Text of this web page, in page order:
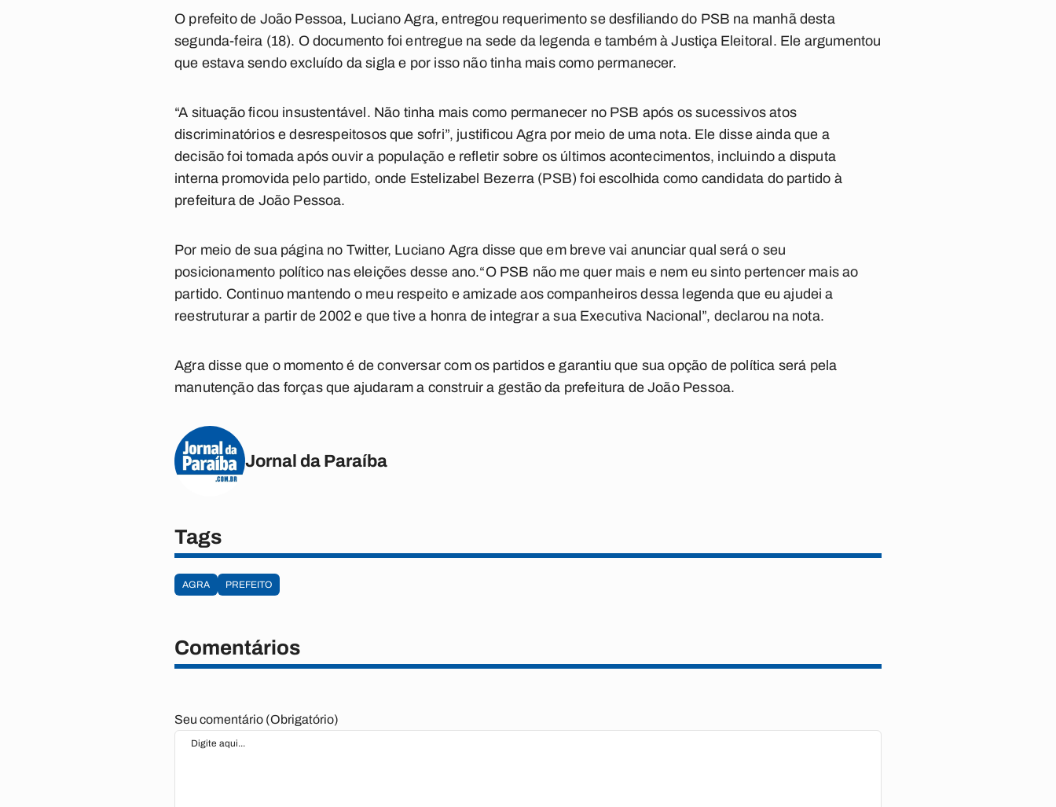
O prefeito de João Pessoa, Luciano Agra, entregou requerimento se desfiliando do PSB na manhã desta
segunda-feira (18). O documento foi entregue na sede da legenda e também à Justiça Eleitoral. Ele argumentou
que estava sendo excluído da sigla e por isso não tinha mais como permanecer.
“A situação ficou insustentável. Não tinha mais como permanecer no PSB após os sucessivos atos
discriminatórios e desrespeitosos que sofri”, justificou Agra por meio de uma nota. Ele disse ainda que a
decisão foi tomada após ouvir a população e refletir sobre os últimos acontecimentos, incluindo a disputa
interna promovida pelo partido, onde Estelizabel Bezerra (PSB) foi escolhida como candidata do partido à
prefeitura de João Pessoa.
Por meio de sua página no Twitter, Luciano Agra disse que em breve vai anunciar qual será o seu
posicionamento político nas eleições desse ano.“O PSB não me quer mais e nem eu sinto pertencer mais ao
partido. Continuo mantendo o meu respeito e amizade aos companheiros dessa legenda que eu ajudei a
reestruturar a partir de 2002 e que tive a honra de integrar a sua Executiva Nacional”, declarou na nota.
Agra disse que o momento é de conversar com os partidos e garantiu que sua opção de política será pela
manutenção das forças que ajudaram a construir a gestão da prefeitura de João Pessoa.
Jornal da Paraíba
Tags
AGRA PREFEITO
Comentários
Seu comentário (Obrigatório)